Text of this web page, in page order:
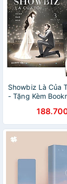
Showbiz Là Của
- Tặng Kèm